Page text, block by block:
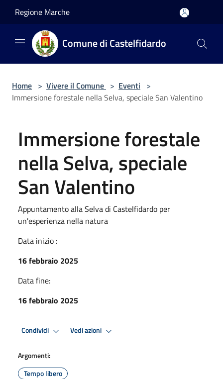
Regione Marche
Comune di Castelfidardo
Home > Vivere il Comune > Eventi >
Immersione forestale nella Selva, speciale San Valentino
Immersione forestale
nella Selva, speciale
San Valentino
Appuntamento alla Selva di Castelfidardo per
un'esperienza nella natura
Data inizio :
16 febbraio 2025
Data fine:
16 febbraio 2025
Condividi Vedi azioni
Argomenti:
Tempo libero